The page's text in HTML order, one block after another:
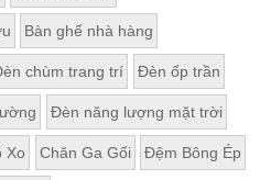
Bàn ghế nhà hàng
chùm trang trí Đèn ốp trần
Đèn năng lượng mặt trời
Xo Chăn Ga Gối Đệm Bông Ép